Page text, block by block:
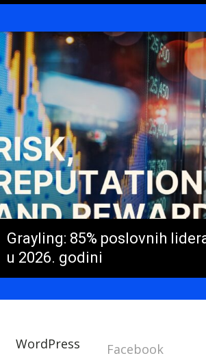
Grayling: 85% poslovnih
u 2026. godini
WordPress Facebook